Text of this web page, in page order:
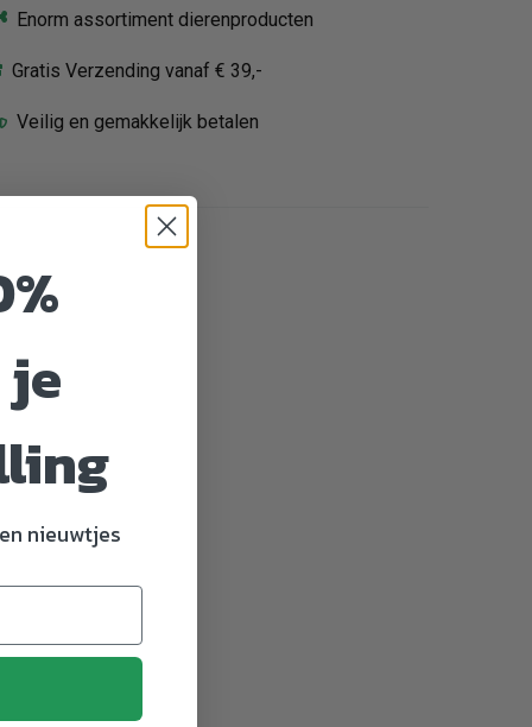
Enorm assortiment dierenproducten
Gratis Verzending vanaf € 39,-
Veilig en gemakkelijk betalen
nieuwtjes